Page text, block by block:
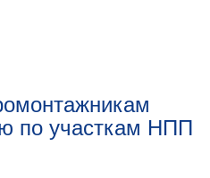
по участкам НПП